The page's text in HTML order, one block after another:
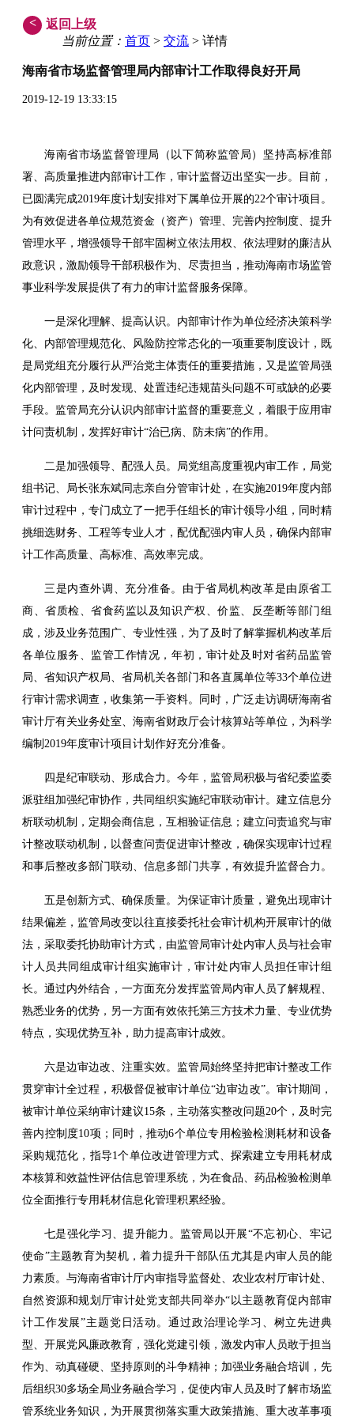
<
返回上级
当前位置： 首页 > 交流 > 详情
海南省市场监督管理局内部审计工作取得良好开局
2019-12-19 13:33:15
海南省市场监督管理局（以下简称监管局）坚持高标准部
署、高质量推进内部审计工作，审计监督迈出坚实一步。目前，
已圆满完成2019年度计划安排对下属单位开展的22个审计项目。
为有效促进各单位规范资金（资产）管理、完善内控制度、提升
管理水平，增强领导干部牢固树立依法用权、依法理财的廉洁从
政意识，激励领导干部积极作为、尽责担当，推动海南市场监管
事业科学发展提供了有力的审计监督服务保障。
一是深化理解、提高认识。内部审计作为单位经济决策科学
化、内部管理规范化、风险防控常态化的一项重要制度设计，既
是局党组充分履行从严治党主体责任的重要措施，又是监管局强
化内部管理，及时发现、处置违纪违规苗头问题不可或缺的必要
手段。监管局充分认识内部审计监督的重要意义，着眼于应用审
计问责机制，发挥好审计“治已病、防未病”的作用。
二是加强领导、配强人员。局党组高度重视内审工作，局党
组书记、局长张东斌同志亲自分管审计处，在实施2019年度内部
审计过程中，专门成立了一把手任组长的审计领导小组，同时精
挑细选财务、工程等专业人才，配优配强内审人员，确保内部审
计工作高质量、高标准、高效率完成。
三是内查外调、充分准备。由于省局机构改革是由原省工
商、省质检、省食药监以及知识产权、价监、反垄断等部门组
成，涉及业务范围广、专业性强，为了及时了解掌握机构改革后
各单位服务、监管工作情况，年初，审计处及时对省药品监管
局、省知识产权局、省局机关各部门和各直属单位等33个单位进
行审计需求调查，收集第一手资料。同时，广泛走访调研海南省
审计厅有关业务处室、海南省财政厅会计核算站等单位，为科学
编制2019年度审计项目计划作好充分准备。
四是纪审联动、形成合力。今年，监管局积极与省纪委监委
派驻组加强纪审协作，共同组织实施纪审联动审计。建立信息分
析联动机制，定期会商信息，互相验证信息；建立问责追究与审
计整改联动机制，以督查问责促进审计整改，确保实现审计过程
和事后整改多部门联动、信息多部门共享，有效提升监督合力。
五是创新方式、确保质量。为保证审计质量，避免出现审计
结果偏差，监管局改变以往直接委托社会审计机构开展审计的做
法，采取委托协助审计方式，由监管局审计处内审人员与社会审
计人员共同组成审计组实施审计，审计处内审人员担任审计组
长。通过内外结合，一方面充分发挥监管局内审人员了解规程、
熟悉业务的优势，另一方面有效依托第三方技术力量、专业优势
特点，实现优势互补，助力提高审计成效。
六是边审边改、注重实效。监管局始终坚持把审计整改工作
贯穿审计全过程，积极督促被审计单位“边审边改”。审计期间，
被审计单位采纳审计建议15条，主动落实整改问题20个，及时完
善内控制度10项；同时，推动6个单位专用检验检测耗材和设备
采购规范化，指导1个单位改进管理方式、探索建立专用耗材成
本核算和效益性评估信息管理系统，为在食品、药品检验检测单
位全面推行专用耗材信息化管理积累经验。
七是强化学习、提升能力。监管局以开展“不忘初心、牢记
使命”主题教育为契机，着力提升干部队伍尤其是内审人员的能
力素质。与海南省审计厅内审指导监督处、农业农村厅审计处、
自然资源和规划厅审计处党支部共同举办“以主题教育促内部审
计工作发展”主题党日活动。通过政治理论学习、树立先进典
型、开展党风廉政教育，强化党建引领，激发内审人员敢于担当
作为、动真碰硬、坚持原则的斗争精神；加强业务融合培训，先
后组织30多场全局业务融合学习，促使内审人员及时了解市场监
管系统业务知识，为开展贯彻落实重大政策措施、重大改革事项